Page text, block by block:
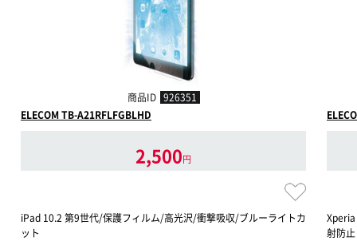
商品ID 926351
ELECOM TB-A21RFLFGBLHD
2,500円
iPad 10.2 第9世代/保護フィルム/高光沢/衝撃吸収/ブルーライトカ
ット
射防止